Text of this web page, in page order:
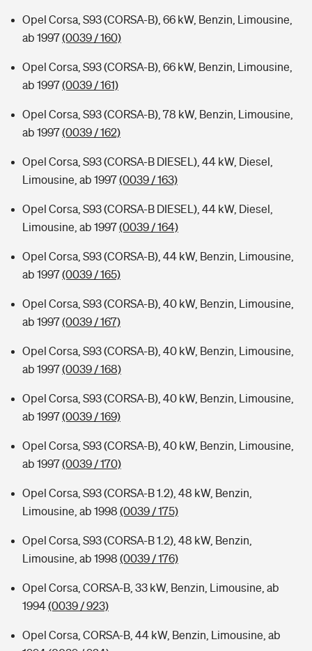
Opel Corsa, S93 (CORSA-B), 66 kW, Benzin, Limousine,
ab 1997(0039 / 160)
Opel Corsa, S93 (CORSA-B), 66 kW, Benzin, Limousine,
ab 1997(0039 / 161)
Opel Corsa, S93 (CORSA-B), 78 kW, Benzin, Limousine,
ab 1997(0039 / 162)
Opel Corsa, S93 (CORSA-B DIESEL), 44 kW, Diesel,
Limousine, ab 1997(0039 / 163)
Opel Corsa, S93 (CORSA-B DIESEL), 44 kW, Diesel,
Limousine, ab 1997(0039 / 164)
Opel Corsa, S93 (CORSA-B), 44 kW, Benzin, Limousine,
ab 1997(0039 / 165)
Opel Corsa, S93 (CORSA-B), 40 kW, Benzin, Limousine,
ab 1997(0039 / 167)
Opel Corsa, S93 (CORSA-B), 40 kW, Benzin, Limousine,
ab 1997(0039 / 168)
Opel Corsa, S93 (CORSA-B), 40 kW, Benzin, Limousine,
ab 1997(0039 / 169)
Opel Corsa, S93 (CORSA-B), 40 kW, Benzin, Limousine,
ab 1997(0039 / 170)
Opel Corsa, S93 (CORSA-B 1.2), 48 kW, Benzin,
Limousine, ab 1998 (0039 / 175)
Opel Corsa, S93 (CORSA-B 1.2), 48 kW, Benzin,
Limousine, ab 1998 (0039 / 176)
Opel Corsa, CORSA-B, 33 kW, Benzin, Limousine, ab
1994(0039 / 923)
Opel Corsa, CORSA-B, 44 kW, Benzin, Limousine, ab